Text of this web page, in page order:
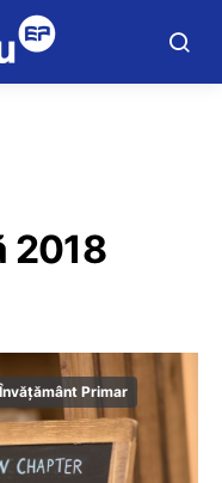
2018
Învățământ Primar